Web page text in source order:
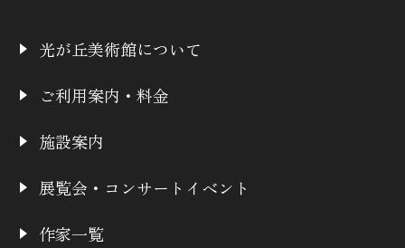
光が丘美術館について
ご利用案内・料金
施設案内
展覧会・コンサートイベント
作家一覧